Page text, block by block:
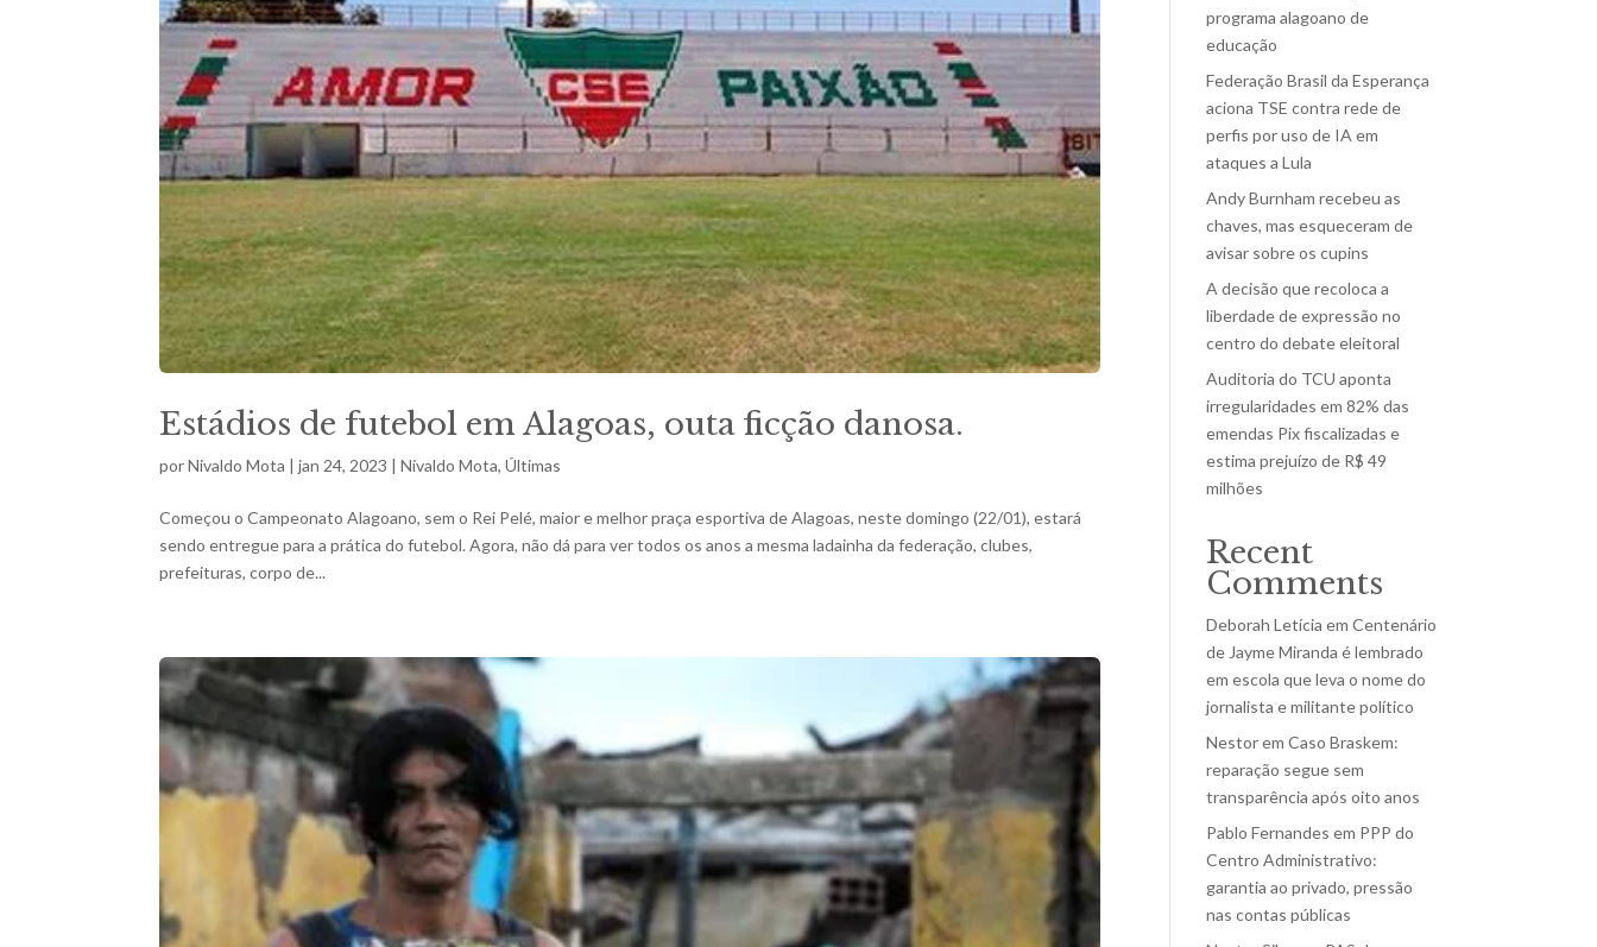
Estádios de futebol em Alagoas, outa ficção danosa.
porNivaldo Mota |jan 24, 2023 |Nivaldo Mota,Últimas
Começou o Campeonato Alagoano, sem o Rei Pelé, maior e melhor praça esportiva de Alagoas, neste domingo (22/01), estará
sendo entregue para a prática do futebol. Agora, não dá para ver todos os anos a mesma ladainha da federação, clubes,
prefeituras, corpo de...
programa alagoano de
educação
Federação Brasil da Esperança
aciona TSE contra rede de
perfis por uso de IA em
ataques a Lula
Andy Burnham recebeu as
chaves, mas esqueceram de
avisar sobre os cupins
A decisão que recoloca a
liberdade de expressão no
centro do debate eleitoral
Auditoria do TCU aponta
irregularidades em 82% das
emendas Pix fiscalizadas e
estima prejuízo de R$ 49
milhões
Recent
Comments
Deborah Letícia emCentenário
de Jayme Miranda é lembrado
em escola que leva o nome do
jornalista e militante político
NestoremCaso Braskem:
reparação segue sem
transparência após oito anos
Pablo Fernandes em PPP do
Centro Administrativo:
garantia ao privado, pressão
nas contas públicas